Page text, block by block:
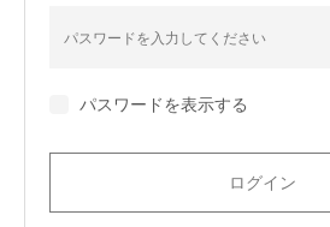
今治タオルについて
パスワードを表示する